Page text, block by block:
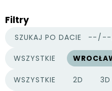
Filtry
SZUKAJ PO DACIE
WSZYSTKIE
MIASTA
WSZYSTKIE
KATEGORIE PROJEKTÓW
2D 3D